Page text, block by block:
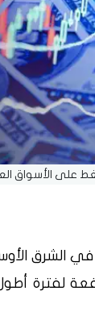
على الأسواق
في الشرق
لفترة